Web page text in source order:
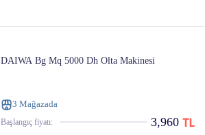
DAIWA Bg Mq 5000 Dh Olta Makinesi
3 Mağazada
Başlangıç ​​fiyatı: 3,960